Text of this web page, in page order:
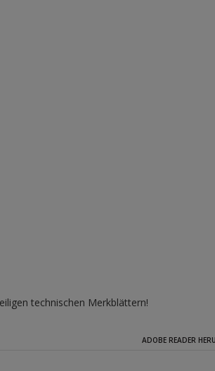
technischen Merkblättern!
ADOBE READER